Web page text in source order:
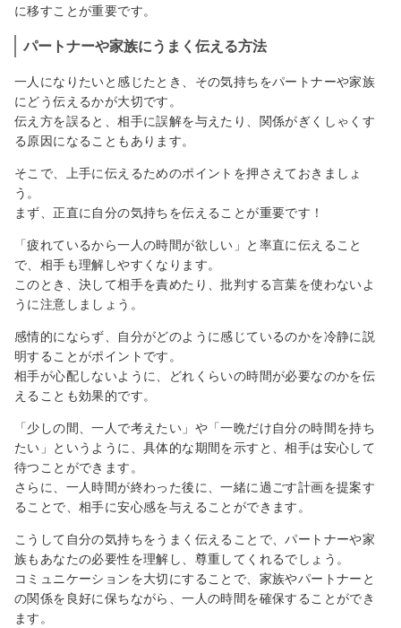
に移すことが重要です。
パートナーや家族にうまく伝える方法
一人になりたいと感じたとき、その気持ちをパートナーや家族
にどう伝えるかが大切です。
伝え方を誤ると、相手に誤解を与えたり、関係がぎくしゃくす
る原因になることもあります。
そこで、上手に伝えるためのポイントを押さえておきましょ
う。
まず、正直に自分の気持ちを伝えることが重要です！
「疲れているから一人の時間が欲しい」と率直に伝えること
で、相手も理解しやすくなります。
このとき、決して相手を責めたり、批判する言葉を使わないよ
うに注意しましょう。
感情的にならず、自分がどのように感じているのかを冷静に説
明することがポイントです。
相手が心配しないように、どれくらいの時間が必要なのかを伝
えることも効果的です。
「少しの間、一人で考えたい」や「一晩だけ自分の時間を持ち
たい」というように、具体的な期間を示すと、相手は安心して
待つことができます。
さらに、一人時間が終わった後に、一緒に過ごす計画を提案す
ることで、相手に安心感を与えることができます。
こうして自分の気持ちをうまく伝えることで、パートナーや家
族もあなたの必要性を理解し、尊重してくれるでしょう。
コミュニケーションを大切にすることで、家族やパートナーと
の関係を良好に保ちながら、一人の時間を確保することができ
ます。